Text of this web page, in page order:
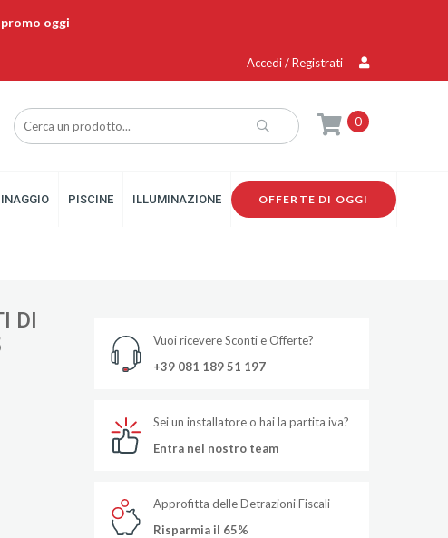
oggi
Accedi / Registrati
0
PISCINE ILLUMINAZIONE OFFERTE DI OGGI
DI
Vuoi ricevere Sconti e Offerte?
+39 081 189 51 197
Sei un installatore o hai la partita iva?
Entra nel nostro team
Approfitta delle Detrazioni Fiscali
Risparmia il 65%